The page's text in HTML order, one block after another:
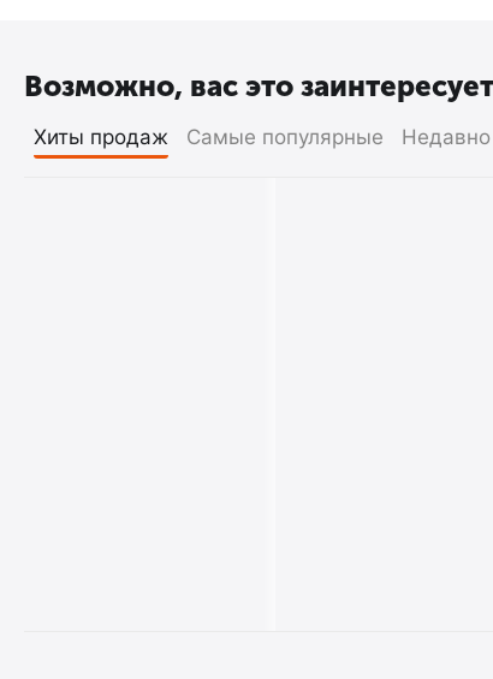
Возможно, вас это заинтересует
Хиты продаж Самые популярные